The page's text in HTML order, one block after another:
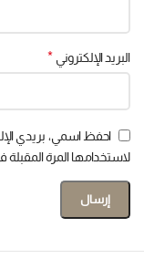
البريد الإلكتروني *
احفظ اسمي، بريدي
لاستخدامها المرة